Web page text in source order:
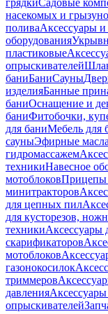
грядкиСадовые
насекомых и
поливаАксессуары
оборудования
пластиковые
опрыскивателей
баниБаниСауны
изделияБанные
баниОснащение и
баниФитобочки,
для баниМебель для
сауныЭфирные масла
гидромассажем
техникиНавесное
мотоблоковПрицепы
минитракторов
для цепных пил
для кусторезов,
техникиАксессуары
скарификаторов
мотоблоков
газонокосилок
триммеров
давления
опрыскивателей